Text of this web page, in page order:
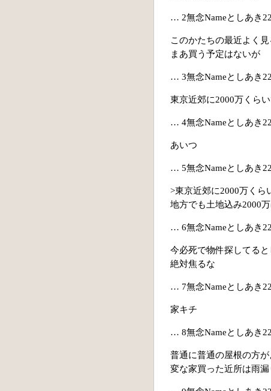
… 2無念Nameとしあき
このかたちの最近よく
まあ買う予定はないが
… 3無念Nameとしあき
東京近郊に2000万くら
… 4無念Nameとしあき
あいつ
… 5無念Nameとしあき
>東京近郊に2000万くら
地方でも土地込み2000
… 6無念Nameとしあき
今必死で物件探してると
絶対焦るな
… 7無念Nameとしあき
家キチ
… 8無念Nameとしあき
普通に普通の屋根の方が
変な家買った近所は雨